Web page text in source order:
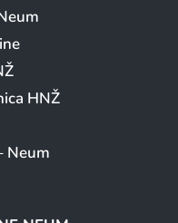
HNŽ
Neum